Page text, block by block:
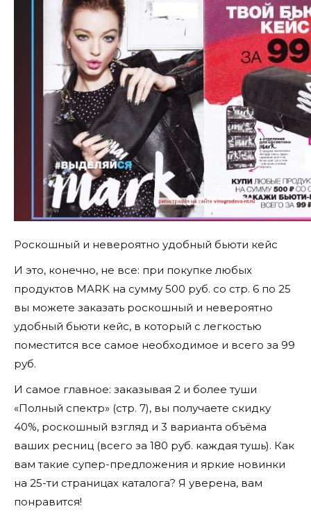
Роскошный и невероятно удобный бьюти кейс
И это, конечно, не все: при покупке любых
продуктов MARK на сумму 500 руб. со стр. 6 по 25
вы можете заказать роскошный и невероятно
удобный бьюти кейс, в который с легкостью
поместится все самое необходимое и всего за 99
руб.
И самое главное: заказывая 2 и более туши
«Полный спектр» (стр. 7), вы получаете скидку
40%, роскошный взгляд и 3 варианта объёма
ваших ресниц (всего за 180 руб. каждая тушь). Как
вам такие супер-предложения и яркие новинки
на 25-ти страницах каталога? Я уверена, вам
понравится!